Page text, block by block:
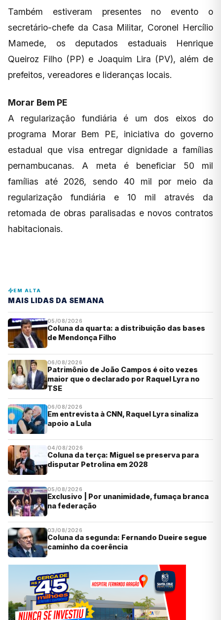
Também estiveram presentes no evento o
secretário-chefe da Casa Militar, Coronel Hercílio
Mamede, os deputados estaduais Henrique
Queiroz Filho (PP) e Joaquim Lira (PV), além de
prefeitos, vereadores e lideranças locais.
Morar Bem PE
A regularização fundiária é um dos eixos do
programa Morar Bem PE, iniciativa do governo
estadual que visa entregar dignidade a famílias
pernambucanas. A meta é beneficiar 50 mil
famílias até 2026, sendo 40 mil por meio da
regularização fundiária e 10 mil através da
retomada de obras paralisadas e novos contratos
habitacionais.
EM ALTA
MAIS LIDAS DA SEMANA
05/08/2026
Coluna da quarta: a distribuição das bases
de Mendonça Filho
06/08/2026
Patrimônio de João Campos é oito vezes
maior que o declarado por Raquel Lyra no
TSE
06/08/2026
Em entrevista à CNN, Raquel Lyra sinaliza
apoio a Lula
04/08/2026
Coluna da terça: Miguel se preserva para
disputar Petrolina em 2028
05/08/2026
Exclusivo | Por unanimidade, fumaça branca
na federação
03/08/2026
Coluna da segunda: Fernando Dueire segue
caminho da coerência